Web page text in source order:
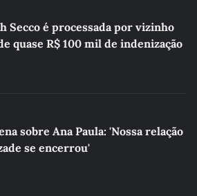
Secco é processada por vizinho
quase R$ 100 mil de indenização
sobre Ana Paula: 'Nossa relação
se encerrou'